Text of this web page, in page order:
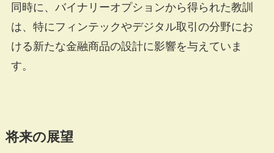
同時に、バイナリーオプションから得られた教訓
は、特にフィンテックやデジタル取引の分野にお
ける新たな金融商品の設計に影響を与えていま
す。
将来の展望